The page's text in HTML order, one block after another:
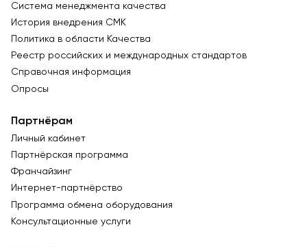
Система менеджмента качества
История внедрения СМК
Политика в области Качества
Реестр российских и международных стандартов
Справочная информация
Опросы
Партнёрам
Личный кабинет
Партнёрская программа
Франчайзинг
Интернет-партнёрство
Программа обмена оборудования
Консультационные услуги